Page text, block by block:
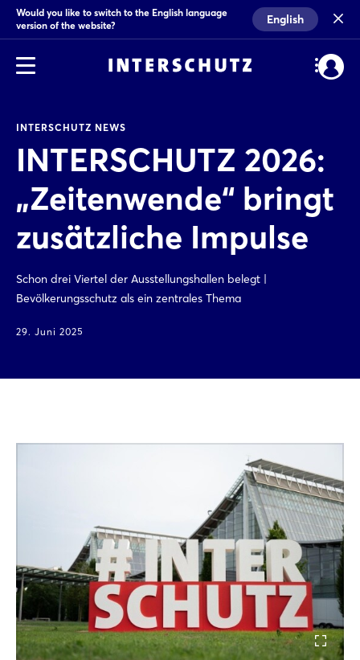
Would you like to switch to the English language
version of the website?
English
INTERSCHUTZ NEWS
INTERSCHUTZ 2026:
„Zeitenwende“ bringt
zusätzliche Impulse
Schon drei Viertel der Ausstellungshallen belegt |
Bevölkerungsschutz als ein zentrales Thema
29. Juni 2025